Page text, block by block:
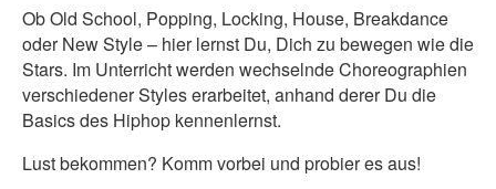
Ob Old School, Popping, Locking, House, Breakdance
oder New Style – hier lernst Du, Dich zu bewegen wie die
Stars. Im Unterricht werden wechselnde Choreographien
verschiedener Styles erarbeitet, anhand derer Du die
Basics des Hiphop kennenlernst.
Lust bekommen? Komm vorbei und probier es aus!